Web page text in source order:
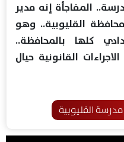
المفاجأة إنه مدير
القليوبية.. وهو
كلها بالمحافظة..
القانونية حيال
القليوبية